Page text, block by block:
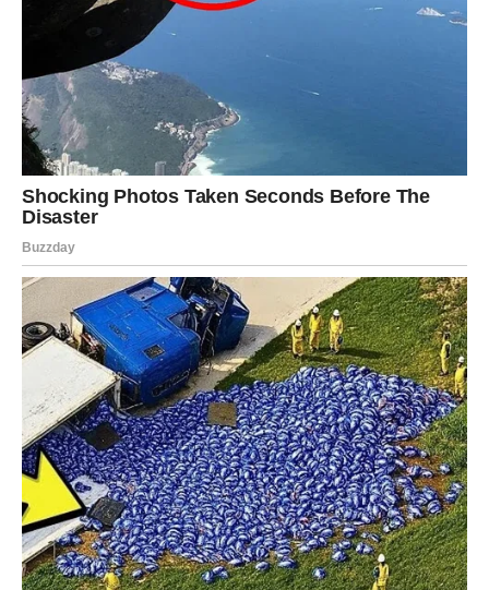
Međutim, sudbina sada donosi upravo ono što vam je bilo
potrebno. Moguća je važna poruka, razgovor ili susret
koji mijenja sve.
ŠKORPIJA
Škorpije će osjetiti da im se vraća nešto što su davno
izgubile – povjerenje u emocije. Poslije brojnih
razočaranja postali ste oprezniji nego ikada.